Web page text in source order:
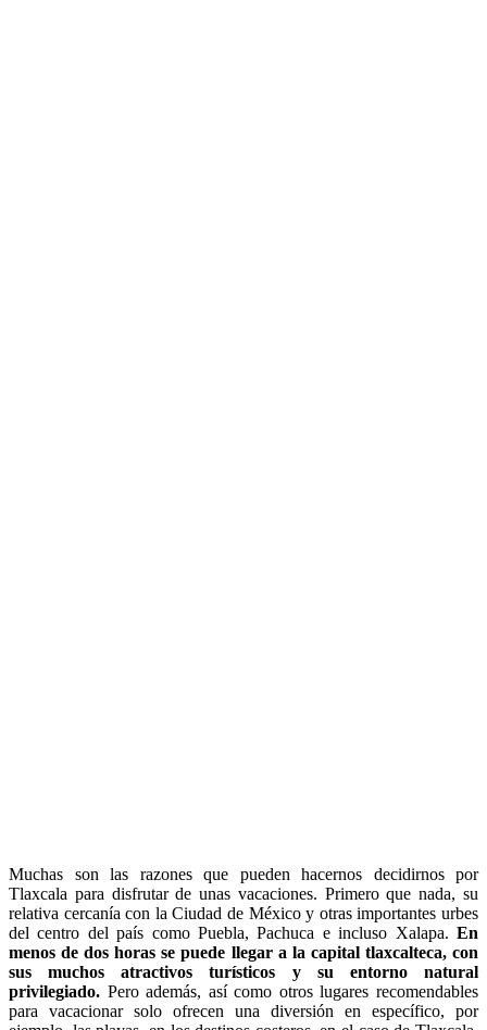
Muchas son las razones que pueden hacernos decidirnos por
Tlaxcala para disfrutar de unas vacaciones. Primero que nada, su
relativa cercanía con la Ciudad de México y otras importantes urbes
del centro del país como Puebla, Pachuca e incluso Xalapa. En
menos de dos horas se puede llegar a la capital tlaxcalteca, con
sus muchos atractivos turísticos y su entorno natural
privilegiado. Pero además, así como otros lugares recomendables
para vacacionar solo ofrecen una diversión en específico, por